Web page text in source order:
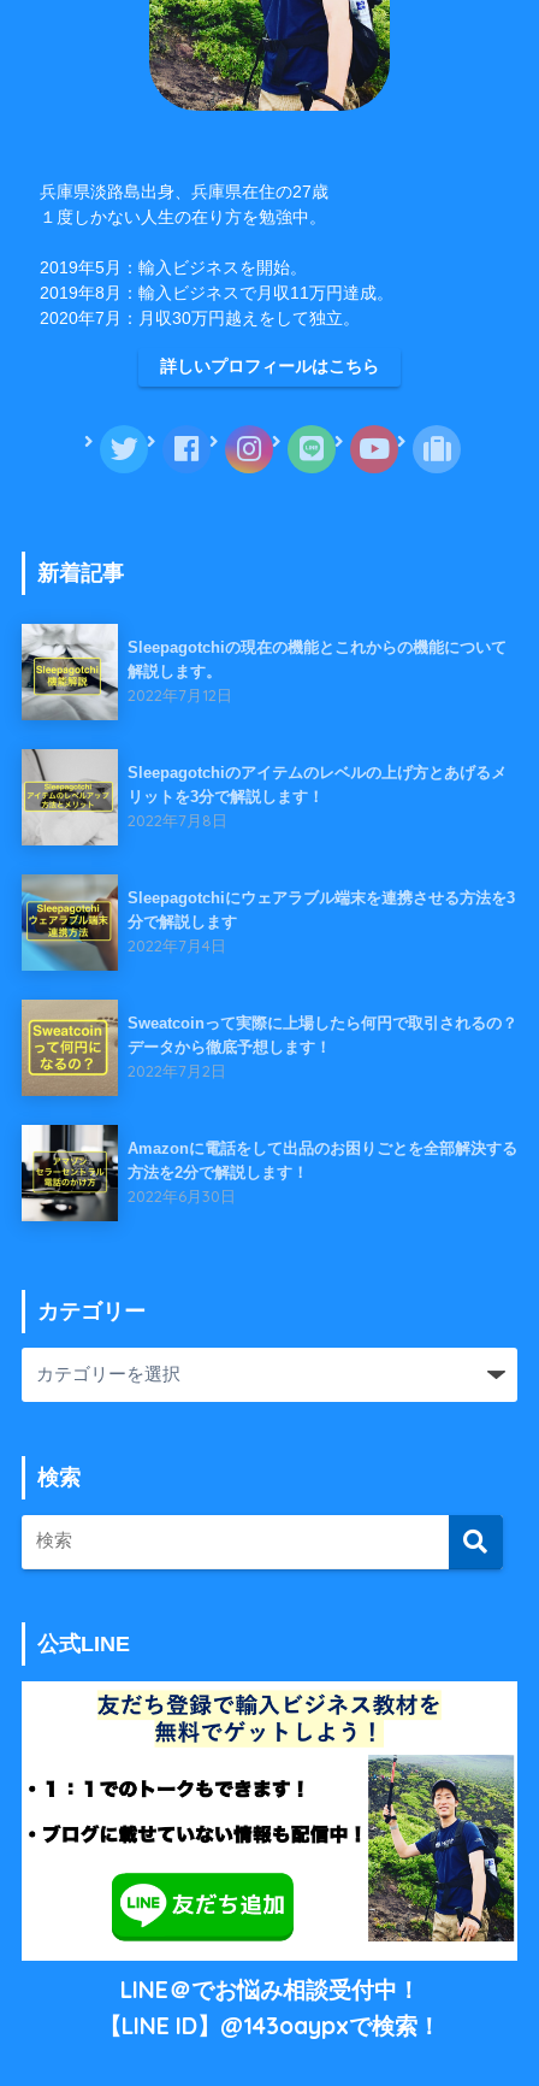
兵庫県淡路島出身、兵庫県在住の27歳
１度しかない人生の在り方を勉強中。
2019年5月：輸入ビジネスを開始。
2019年8月：輸入ビジネスで月収11万円達成。
2020年7月：月収30万円越えをして独立。
詳しいプロフィールはこちら
新着記事
Sleepagotchiの現在の機能とこれからの機能について
解説します。
2022年7月12日
Sleepagotchiのアイテムのレベルの上げ方とあげるメ
リットを3分で解説します！
2022年7月8日
Sleepagotchiにウェアラブル端末を連携させる方法を3
分で解説します
2022年7月4日
Sweatcoinって実際に上場したら何円で取引されるの？
データから徹底予想します！
2022年7月2日
Amazonに電話をして出品のお困りごとを全部解決する
方法を2分で解説します！
2022年6月30日
カテゴリー
検索
公式LINE
LINE＠でお悩み相談受付中！
【LINE ID】@143oaypxで検索！